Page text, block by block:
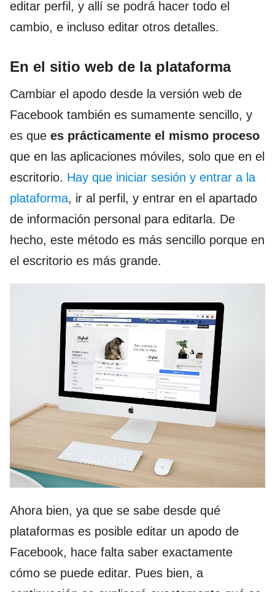
editar perfil, y allí se podrá hacer todo el
cambio, e incluso editar otros detalles.
En el sitio web de la plataforma
Cambiar el apodo desde la versión web de
Facebook también es sumamente sencillo, y
es que es prácticamente el mismo proceso
que en las aplicaciones móviles, solo que en el
escritorio. Hay que iniciar sesión y entrar a la
plataforma, ir al perfil, y entrar en el apartado
de información personal para editarla. De
hecho, este método es más sencillo porque en
el escritorio es más grande.
Ahora bien, ya que se sabe desde qué
plataformas es posible editar un apodo de
Facebook, hace falta saber exactamente
cómo se puede editar. Pues bien, a